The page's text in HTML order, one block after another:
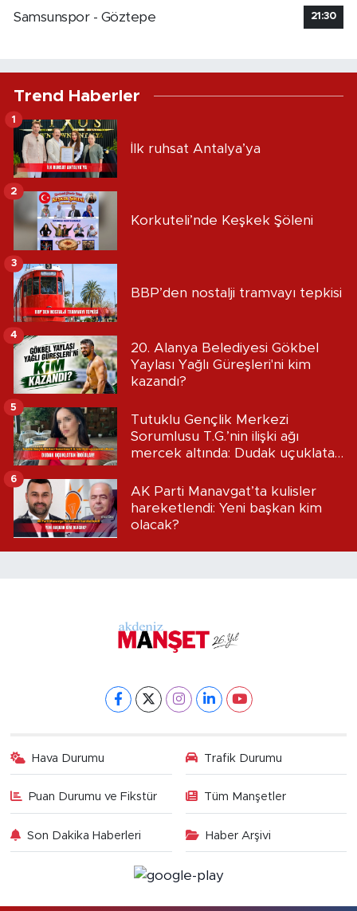
Samsunspor - Göztepe
21:30
Trend Haberler
İlk ruhsat Antalya’ya
1
Korkuteli’nde Keşkek Şöleni
2
BBP’den nostalji tramvayı tepkisi
3
20. Alanya Belediyesi Gökbel
Yaylası Yağlı Güreşleri'ni kim
kazandı?
4
Tutuklu Gençlik Merkezi
Sorumlusu T.G.’nin ilişki ağı
mercek altında: Dudak uçuklatan
5
AK Parti Manavgat’ta kulisler
hareketlendi: Yeni başkan kim
olacak?
6
Hava Durumu Trafik Durumu
Puan Durumu ve Fikstür Tüm Manşetler
Son Dakika Haberleri Haber Arşivi